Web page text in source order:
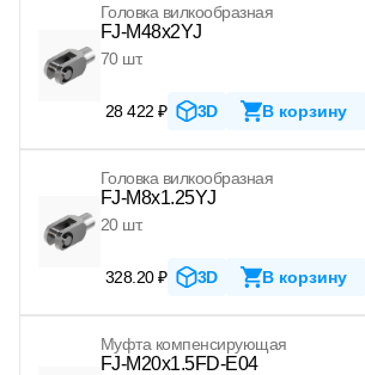
Головка вилкообразная
FJ-M48x2YJ
70 шт.
28 422 ₽ 3D В корзину
Головка вилкообразная
FJ-M8x1.25YJ
20 шт.
328.20 ₽ 3D В корзину
Муфта компенсирующая
FJ-M20x1.5FD-E04